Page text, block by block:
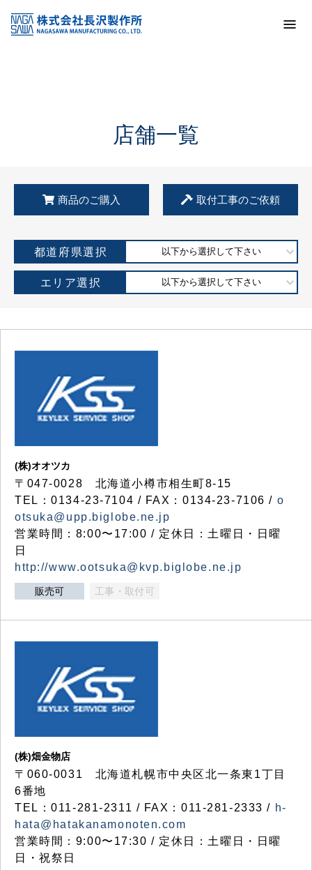
KSS加盟店・取扱店情報
店舗一覧
店舗一覧
商品のご購入 取付工事のご依頼
都道府県選択 以下から選択して下さい
エリア選択 以下から選択して下さい
(株)オオツカ
〒047-0028 北海道小樽市相生町8-15
TEL：0134-23-7104 / FAX：0134-23-7106 / o
otsuka@upp.biglobe.ne.jp
営業時間：8:00〜17:00 / 定休日：土曜日・日曜
日
http://www.ootsuka@kvp.biglobe.ne.jp
販売可 工事・取付可
(株)畑金物店
〒060-0031 北海道札幌市中央区北一条東1丁目
6番地
TEL：011-281-2311 / FAX：011-281-2333 / h-
hata@hatakanamonoten.com
営業時間：9:00〜17:30 / 定休日：土曜日・日曜
日・祝祭日